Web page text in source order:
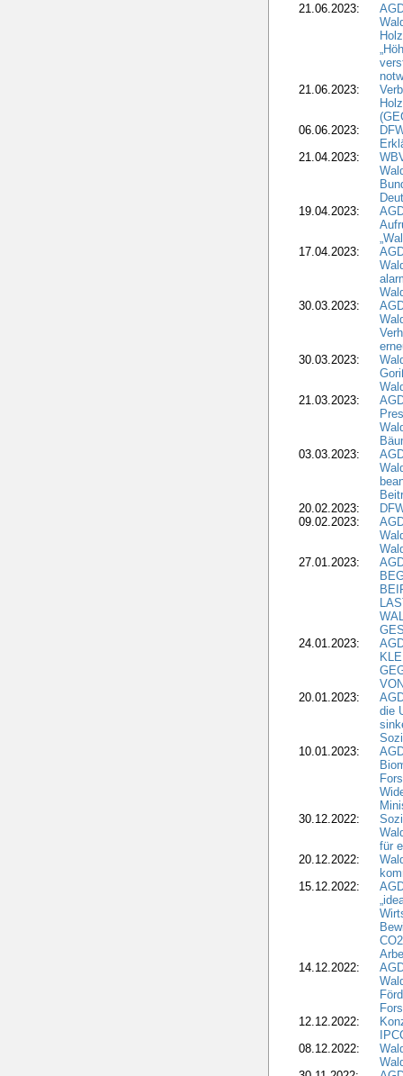
21.06.2023:
21.06.2023:
06.06.2023:
21.04.2023:
19.04.2023:
17.04.2023:
30.03.2023:
30.03.2023:
21.03.2023:
03.03.2023:
20.02.2023:
09.02.2023:
27.01.2023:
24.01.2023:
20.01.2023:
die
10.01.2023:
30.12.2022:
für
20.12.2022:
15.12.2022:
14.12.2022:
12.12.2022:
08.12.2022: